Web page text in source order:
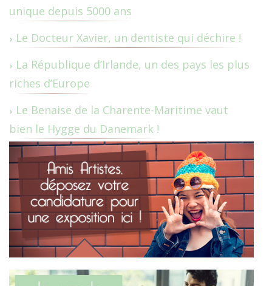
unique depuis 5000 ans
Le Docteur Xavier, un dentiste qui déchire !
La République d’Irlande, un des pays les plus
riches d’Europe
Le Benaise de la Charente-Maritime vaut
bien le Hygge du Danemark !